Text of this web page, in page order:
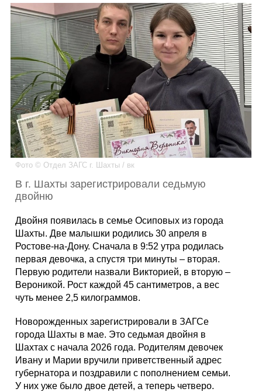
Каталог
Инфо
Гороскоп
Карты
Фотогалерея
Фото © Отдел ЗАГС г. Шахты / вк
В г. Шахты зарегистрировали седьмую
двойню
Двойня появилась в семье Осиповых из города
Шахты. Две малышки родились 30 апреля в
Ростове-на-Дону. Сначала в 9:52 утра родилась
первая девочка, а спустя три минуты – вторая.
Первую родители назвали Викторией, в вторую –
Вероникой. Рост каждой 45 сантиметров, а вес
чуть менее 2,5 килограммов.
Новорожденных зарегистрировали в ЗАГСе
города Шахты в мае. Это седьмая двойня в
Шахтах с начала 2026 года. Родителям девочек
Ивану и Марии вручили приветственный адрес
губернатора и поздравили с пополнением семьи.
У них уже было двое детей, а теперь четверо.